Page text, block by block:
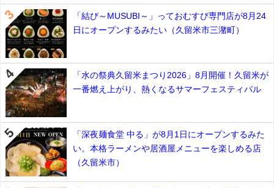
「結び～MUSUBI～」っておむすび専門店が8月24
日にオープンするみたい（久留米市三潴町）
「水の祭典久留米まつり2026」8月開催！久留米が
一番燃え上がり、熱くなるサマーフェスティバル
「深夜麺食堂 中る」が8月1日にオープンするみた
い。本格ラーメンや居酒屋メニューを楽しめる店
（久留米市）